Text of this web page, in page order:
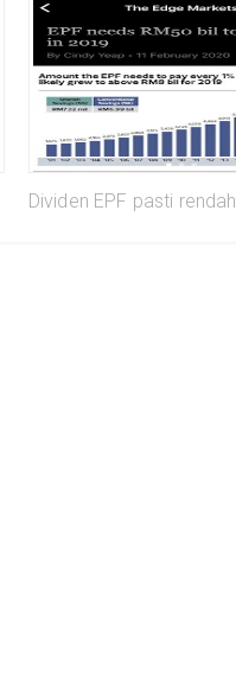
Dividen EPF pasti rendah